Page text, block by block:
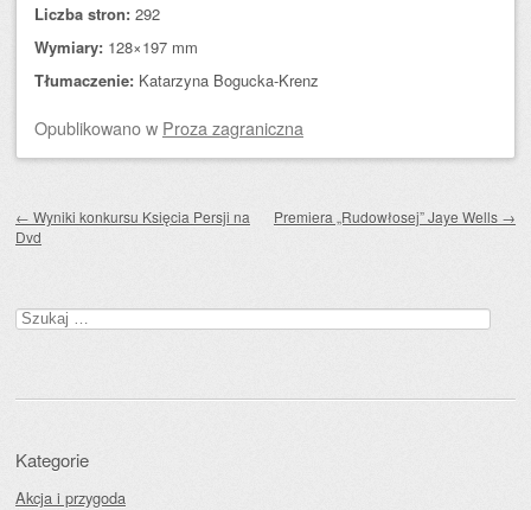
Liczba stron: 292
Wymiary: 128×197 mm
Tłumaczenie: Katarzyna Bogucka-Krenz
Opublikowanow Proza zagraniczna
← Wyniki konkursu Księcia Persji na
Dvd
Premiera „Rudowłosej” Jaye Wells →
Szukaj:
Kategorie
Akcja i przygoda